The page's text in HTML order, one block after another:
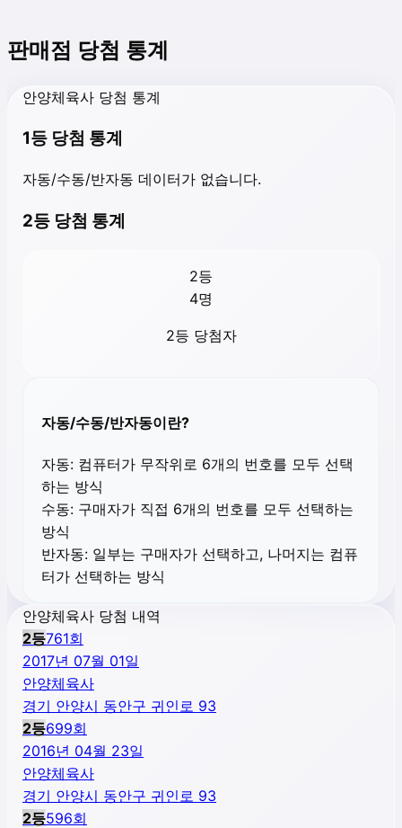
판매점 당첨 통계
안양체육사 당첨 통계
1등 당첨 통계
자동/수동/반자동 데이터가 없습니다.
2등 당첨 통계
2등
4명
2등 당첨자
자동/수동/반자동이란?
자동: 컴퓨터가 무작위로 6개의 번호를 모두 선택
하는 방식
수동: 구매자가 직접 6개의 번호를 모두 선택하는
방식
반자동: 일부는 구매자가 선택하고, 나머지는 컴퓨
터가 선택하는 방식
안양체육사 당첨 내역
2등761회
2017년 07월 01일
안양체육사
경기 안양시 동안구 귀인로 93
2등699회
2016년 04월 23일
안양체육사
경기 안양시 동안구 귀인로 93
2등596회